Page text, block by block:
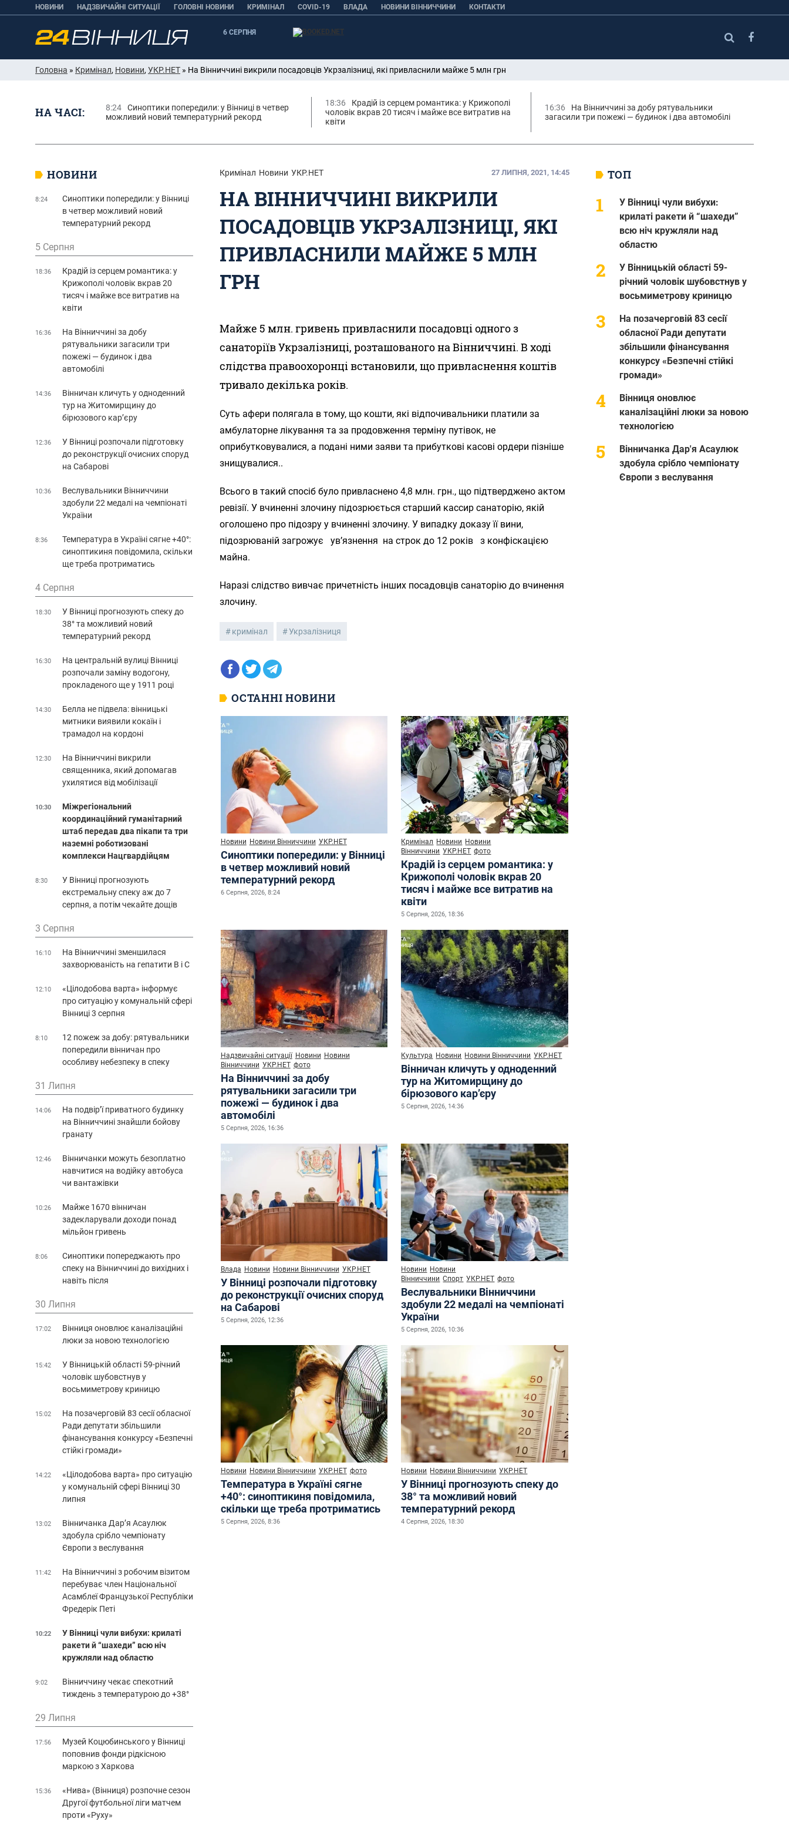
НОВИНИ НАДЗВИЧАЙНІ СИТУАЦІЇ ГОЛОВНІ НОВИНИ КРИМІНАЛ COVID-19 ВЛАДА НОВИНИ ВІННИЧЧИНИ КОНТАКТИ
6 СЕРПНЯ
Головна » Кримінал, Новини, УКР.НЕТ » На Вінниччині викрили посадовців Укрзалізниці, які привласнили майже 5 млн грн
НА ЧАСІ: 8:24
Синоптики попередили: у Вінниці в четвер
можливий новий температурний рекорд
18:36
Крадій із серцем романтика: у Крижополі
чоловік вкрав 20 тисяч і майже все витратив на
квіти
16:36
На Вінниччині за добу рятувальники
загасили три пожежі — будинок і два автомобілі
Кримінал Новини УКР.НЕТ 27 ЛИПНЯ, 2021, 14:45
НА ВІННИЧЧИНІ ВИКРИЛИ
ПОСАДОВЦІВ УКРЗАЛІЗНИЦІ, ЯКІ
ПРИВЛАСНИЛИ МАЙЖЕ 5 МЛН
ГРН
Майже 5 млн. гривень привласнили посадовці одного з
санаторіїв Укрзалізниці, розташованого на Вінниччині. В ході
слідства правоохоронці встановили, що привласнення коштів
тривало декілька років.
Суть афери полягала в тому, що кошти, які відпочивальники платили за
амбулаторне лікування та за продовження терміну путівок, не
оприбутковувалися, а подані ними заяви та прибуткові касові ордери пізніше
знищувалися..
Всього в такий спосіб було привласнено 4,8 млн. грн., що підтверджено актом
ревізії. У вчиненні злочину підозрюється старший кассир санаторію, якій
оголошено про підозру у вчиненні злочину. У випадку доказу її вини,
підозрюваній загрожує ув’язнення на строк до 12 років з конфіскацією
майна.
Наразі слідство вивчає причетність інших посадовців санаторію до вчинення
злочину.
кримінал Укрзалізниця
ОСТАННІ НОВИНИ
Новини Новини Вінниччини УКР.НЕТ
Синоптики попередили: у Вінниці
в четвер можливий новий
температурний рекорд
6 Серпня, 2026, 8:24
Кримінал Новини Новини
Вінниччини УКР.НЕТ фото
Крадій із серцем романтика: у
Крижополі чоловік вкрав 20
тисяч і майже все витратив на
квіти
5 Серпня, 2026, 18:36
Надзвичайні ситуації Новини Новини
Вінниччини УКР.НЕТ фото
На Вінниччині за добу
рятувальники загасили три
пожежі — будинок і два
автомобілі
5 Серпня, 2026, 16:36
Культура Новини Новини Вінниччини УКР.НЕТ
Вінничан кличуть у одноденний
тур на Житомирщину до
бірюзового кар’єру
5 Серпня, 2026, 14:36
Влада Новини Новини Вінниччини УКР.НЕТ
У Вінниці розпочали підготовку
до реконструкції очисних споруд
на Сабарові
5 Серпня, 2026, 12:36
Новини Новини
Вінниччини Спорт УКР.НЕТ фото
Веслувальники Вінниччини
здобули 22 медалі на чемпіонаті
України
5 Серпня, 2026, 10:36
Новини Новини Вінниччини УКР.НЕТ фото
Температура в Україні сягне
+40°: синоптикиня повідомила,
скільки ще треба протриматись
5 Серпня, 2026, 8:36
Новини Новини Вінниччини УКР.НЕТ
У Вінниці прогнозують спеку до
38° та можливий новий
температурний рекорд
4 Серпня, 2026, 18:30
ТОП
У Вінниці чули вибухи:
крилаті ракети й “шахеди”
всю ніч кружляли над
областю
У Вінницькій області 59-
річний чоловік шубовстнув у
восьмиметрову криницю
На позачерговій 83 сесії
обласної Ради депутати
збільшили фінансування
конкурсу «Безпечні стійкі
громади»
Вінниця оновлює
каналізаційні люки за новою
технологією
Вінничанка Дар'я Асаулюк
здобула срібло чемпіонату
Європи з веслування
НОВИНИ
8:24
Синоптики попередили: у Вінниці
в четвер можливий новий
температурний рекорд
5 Серпня
18:36
Крадій із серцем романтика: у
Крижополі чоловік вкрав 20
тисяч і майже все витратив на
квіти
16:36
На Вінниччині за добу
рятувальники загасили три
пожежі — будинок і два
автомобілі
14:36
Вінничан кличуть у одноденний
тур на Житомирщину до
бірюзового кар’єру
12:36
У Вінниці розпочали підготовку
до реконструкції очисних споруд
на Сабарові
10:36
Веслувальники Вінниччини
здобули 22 медалі на чемпіонаті
України
8:36
Температура в Україні сягне +40°:
синоптикиня повідомила, скільки
ще треба протриматись
4 Серпня
18:30
У Вінниці прогнозують спеку до
38° та можливий новий
температурний рекорд
16:30
На центральній вулиці Вінниці
розпочали заміну водогону,
прокладеного ще у 1911 році
14:30
Белла не підвела: вінницькі
митники виявили кокаїн і
трамадол на кордоні
12:30
На Вінниччині викрили
священника, який допомагав
ухилятися від мобілізації
10:30
Міжрегіональний
координаційний гуманітарний
штаб передав два пікапи та три
наземні роботизовані
комплекси Нацгвардійцям
8:30
У Вінниці прогнозують
екстремальну спеку аж до 7
серпня, а потім чекайте дощів
3 Серпня
16:10
На Вінниччині зменшилася
захворюваність на гепатити В і С
12:10
«Цілодобова варта» інформує
про ситуацію у комунальній сфері
Вінниці 3 серпня
8:10
12 пожеж за добу: рятувальники
попередили вінничан про
особливу небезпеку в спеку
31 Липня
14:06
На подвір’ї приватного будинку
на Вінниччині знайшли бойову
гранату
12:46
Вінничанки можуть безоплатно
навчитися на водійку автобуса
чи вантажівки
10:26
Майже 1670 вінничан
задекларували доходи понад
мільйон гривень
8:06
Синоптики попереджають про
спеку на Вінниччині до вихідних і
навіть після
30 Липня
17:02
Вінниця оновлює каналізаційні
люки за новою технологією
15:42
У Вінницькій області 59-річний
чоловік шубовстнув у
восьмиметрову криницю
15:02
На позачерговій 83 сесії обласної
Ради депутати збільшили
фінансування конкурсу «Безпечні
стійкі громади»
14:22
«Цілодобова варта» про ситуацію
у комунальній сфері Вінниці 30
липня
13:02
Вінничанка Дар’я Асаулюк
здобула срібло чемпіонату
Європи з веслування
11:42
На Вінниччині з робочим візитом
перебуває член Національної
Асамблеї Французької Республіки
Фредерік Петі
10:22
У Вінниці чули вибухи: крилаті
ракети й “шахеди” всю ніч
кружляли над областю
9:02
Вінниччину чекає спекотний
тиждень з температурою до +38°
29 Липня
17:56
Музей Коцюбинського у Вінниці
поповнив фонди рідкісною
маркою з Харкова
15:36
«Нива» (Вінниця) розпочне сезон
Другої футбольної ліги матчем
проти «Руху»